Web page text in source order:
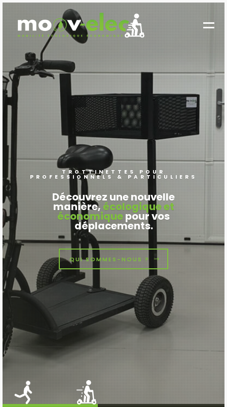
TROTTINETTES POUR
PROFESSIONNELS & PARTICULIERS
Découvrez une nouvelle
manière, écologique et
économiquepour vos
déplacements.
QUI SOMMES-NOUS ?